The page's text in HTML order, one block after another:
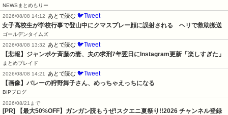
NEWSまとめもりー
2026/08/08 14:12
あとで読む 🐦Tweet
女子高校生が学校行事で登山中にクマスプレー顔に誤射される　ヘリで救助搬送
ゴールデンタイムズ
2026/08/08 13:32
あとで読む 🐦Tweet
【悲報】ジャンポケ斉藤の妻、夫の求刑7年翌日にInstagram更新「楽しすぎた」
まとめブレイド
2026/08/08 14:21
あとで読む 🐦Tweet
【画像】バレーの狩野舞子さん、めっちゃえっちになる
BIPブログ
2026/08/21まで
[PR] 【最大50%OFF】ガンガン読もうぜ!スクエニ夏祭り!!2026 チャンネル登録